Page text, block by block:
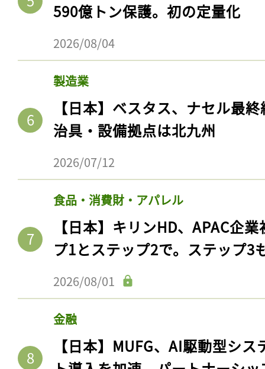
590億トン保護。初の定量化
2026/08/04
製造業
【日本】ベスタス、ナセル最
治具・設備拠点は北九州
2026/07/12
食品・消費財・アパレル
【日本】キリンHD、APAC企
プ1とステップ2で。ステップ3
2026/08/01
金融
【日本】MUFG、AI駆動型シ